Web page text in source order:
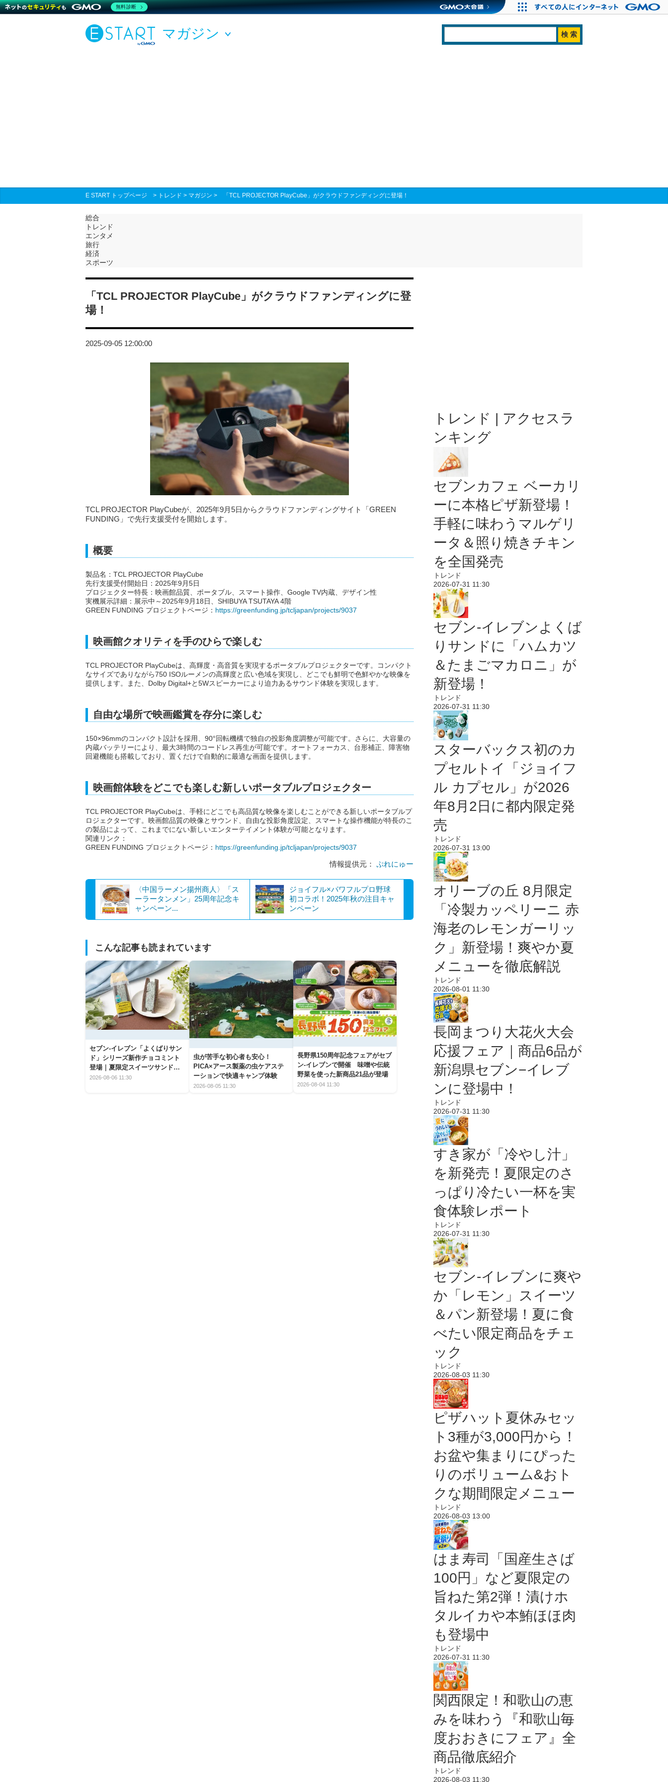
マガジン
E START トップページ > トレンド > マガジン > 「TCL PROJECTOR PlayCube」がクラウドファンディングに登場！
総合
トレンド
エンタメ
旅行
経済
スポーツ
「TCL PROJECTOR PlayCube」がクラウドファンディングに登
場！
2025-09-05 12:00:00
TCL PROJECTOR PlayCubeが、2025年9月5日からクラウドファンディングサイト「GREEN
FUNDING」で先行支援受付を開始します。
概要
製品名：TCL PROJECTOR PlayCube
先行支援受付開始日：2025年9月5日
プロジェクター特長：映画館品質、ポータブル、スマート操作、Google TV内蔵、デザイン性
実機展示詳細：展示中～2025年9月18日、SHIBUYA TSUTAYA 4階
GREEN FUNDING プロジェクトページ： https://greenfunding.jp/tcljapan/projects/9037
映画館クオリティを手のひらで楽しむ
TCL PROJECTOR PlayCubeは、高輝度・高音質を実現するポータブルプロジェクターです。コンパクト
なサイズでありながら750 ISOルーメンの高輝度と広い色域を実現し、どこでも鮮明で色鮮やかな映像を
提供します。また、Dolby Digital+と5Wスピーカーにより迫力あるサウンド体験を実現します。
自由な場所で映画鑑賞を存分に楽しむ
150×96mmのコンパクト設計を採用、90°回転機構で独自の投影角度調整が可能です。さらに、大容量の
内蔵バッテリーにより、最大3時間のコードレス再生が可能です。オートフォーカス、台形補正、障害物
回避機能も搭載しており、置くだけで自動的に最適な画面を提供します。
映画館体験をどこでも楽しむ新しいポータブルプロジェクター
TCL PROJECTOR PlayCubeは、手軽にどこでも高品質な映像を楽しむことができる新しいポータブルプ
ロジェクターです。映画館品質の映像とサウンド、自由な投影角度設定、スマートな操作機能が特長のこ
の製品によって、これまでにない新しいエンターテイメント体験が可能となります。
関連リンク：
GREEN FUNDING プロジェクトページ： https://greenfunding.jp/tcljapan/projects/9037
情報提供元： ぷれにゅー
〈中国ラーメン揚州商人〉「ス
ーラータンメン」25周年記念キ
ャンペーン...
ジョイフル×パワフルプロ野球
初コラボ！2025年秋の注目キャ
ンペーン
こんな記事も読まれています
セブン‐イレブン「よくばりサン
ド」シリーズ新作チョコミント
登場｜夏限定スイーツサンドの
爽快な魅力
2026-08-06 11:30
虫が苦手な初心者も安心！
PICA×アース製薬の虫ケアステ
ーションで快適キャンプ体験
2026-08-05 11:30
長野県150周年記念フェアがセブ
ン-イレブンで開催 味噌や伝統
野菜を使った新商品21品が登場
2026-08-04 11:30
トレンド | アクセスラ
ンキング
セブンカフェ ベーカリ
ーに本格ピザ新登場！
手軽に味わうマルゲリ
ータ＆照り焼きチキン
を全国発売
トレンド
2026-07-31 11:30
セブン‐イレブンよくば
りサンドに「ハムカツ
＆たまごマカロニ」が
新登場！
トレンド
2026-07-31 11:30
スターバックス初のカ
プセルトイ「ジョイフ
ル カプセル」が2026
年8月2日に都内限定発
売
トレンド
2026-07-31 13:00
オリーブの丘 8月限定
「冷製カッペリーニ 赤
海老のレモンガーリッ
ク」新登場！爽やか夏
メニューを徹底解説
トレンド
2026-08-01 11:30
長岡まつり大花火大会
応援フェア｜商品6品が
新潟県セブン−イレブ
ンに登場中！
トレンド
2026-07-31 11:30
すき家が「冷やし汁」
を新発売！夏限定のさ
っぱり冷たい一杯を実
食体験レポート
トレンド
2026-07-31 11:30
セブン‐イレブンに爽や
か「レモン」スイーツ
＆パン新登場！夏に食
べたい限定商品をチェ
ック
トレンド
2026-08-03 11:30
ピザハット夏休みセッ
ト3種が3,000円から！
お盆や集まりにぴった
りのボリューム&おト
クな期間限定メニュー
トレンド
2026-08-03 13:00
はま寿司「国産生さば
100円」など夏限定の
旨ねた第2弾！漬けホ
タルイカや本鮪ほほ肉
も登場中
トレンド
2026-07-31 11:30
関西限定！和歌山の恵
みを味わう『和歌山毎
度おおきにフェア』全
商品徹底紹介
トレンド
2026-08-03 11:30
無料診断